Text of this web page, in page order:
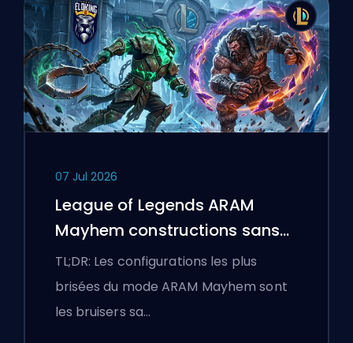
07 Jul 2026
League of Legends ARAM
Mayhem constructions sans
bottes
TL;DR: Les configurations les plus
brisées du mode ARAM Mayhem sont
les bruisers sa…